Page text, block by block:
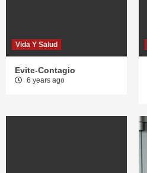
Vida Y Salud
Evite-Contagio
6 years ago